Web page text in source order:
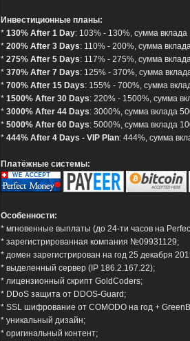
Инвестиционные планы:
* 130% After 1 Day: 103% - 130%, сумма
* 200% After 3 Days: 110% - 200%, сумма
* 275% After 5 Days: 117% - 275%, сумма
* 370% After 7 Days: 125% - 370%, сумма
* 700% After 15 Days: 155% - 700%, сумма
* 1500% After 30 Days: 220% - 1500%, сумма
* 3000% After 44 Days: 3000%, сумма вклада
* 5000% After 60 Days: 5000%, сумма вклада
* 444% After 4 Days - VIP Plan: 444%, сумма
Платёжные системы:
Особенности:
* мгновенные выплаты (до 24-ти часов на
* зарегистрированная компания №09931129;
* домен зарегистрирован на год 25 декабря
* выделенный сервер (IP 186.2.167.22);
* лицензионный скрипт GoldCoders;
* DDoS защита от DDOS-Guard;
* SSL шифрование от COMODO на год +
* уникальный дизайн;
* оригинальный контент;